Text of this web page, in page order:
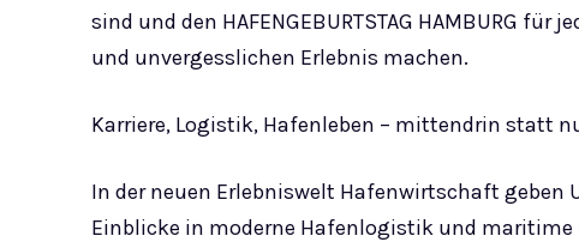
sind und den HAFENGEBURTSTAG HAMBURG
und unvergesslichen Erlebnis machen.
Karriere, Logistik, Hafenleben – mittendrin statt
In der neuen Erlebniswelt Hafenwirtschaft
Einblicke in moderne Hafenlogistik und